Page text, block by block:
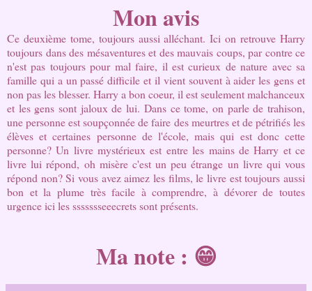
Mon avis
Ce deuxième tome, toujours aussi alléchant. Ici on retrouve Harry
toujours dans des mésaventures et des mauvais coups, par contre ce
n'est pas toujours pour mal faire, il est curieux de nature avec sa
famille qui a un passé difficile et il vient souvent à aider les gens et
non pas les blesser. Harry a bon coeur, il est seulement malchanceux
et les gens sont jaloux de lui. Dans ce tome, on parle de trahison,
une personne est soupçonnée de faire des meurtres et de pétrifiés les
élèves et certaines personne de l'école, mais qui est donc cette
personne? Un livre mystérieux est entre les mains de Harry et ce
livre lui répond, oh misère c'est un peu étrange un livre qui vous
répond non? Si vous avez aimez les films, le livre est toujours aussi
bon et la plume très facile à comprendre, à dévorer de toutes
urgence ici les ssssssseeecrets sont présents.
Ma note : 😁